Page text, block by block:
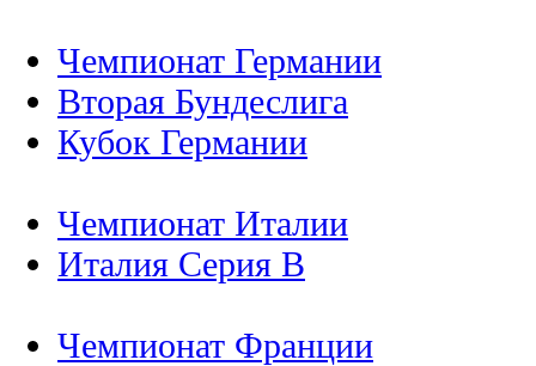
Чемпионат Германии
Вторая Бундеслига
Кубок Германии
Чемпионат Италии
Италия Серия B
Чемпионат Франции